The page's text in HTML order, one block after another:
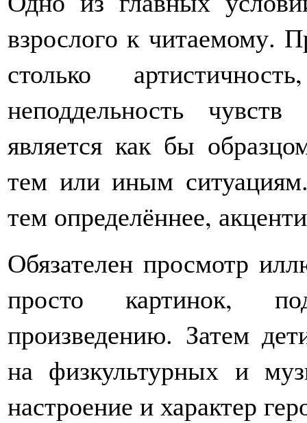
взрослого к читаемому.
столько
неподдельность
является как бы
тем или иным
тем определённее,
Обязателен просмотр
просто картинок,
произведению. Затем
на физкультурных и
настроение и характер